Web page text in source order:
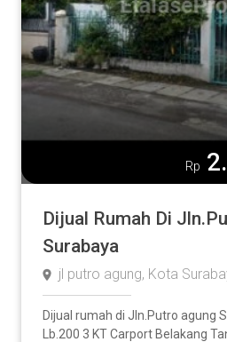
Rp
Dijual Rumah Di
Surabaya
jl putro agung, Kota
Dijual rumah di Jln.Putro agung
Lb.200 3 KT Carport Belakang